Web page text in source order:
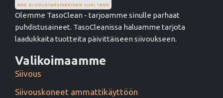
Olemme TasoClean - tarjoamme sinulle parhaat
puhdistusaineet. TasoCleanissa haluamme tarjota
laadukkaita tuotteita päivittäiseen siivoukseen.
Valikoimaamme
Siivous
Siivouskoneet ammattikäyttöön